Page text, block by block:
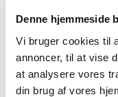
Denne hjemmeside
Vi bruger cookies til
annoncer, til at vise
at analysere vores
din brug af vores